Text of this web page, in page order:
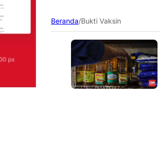
Beranda/Bukti Vaksin